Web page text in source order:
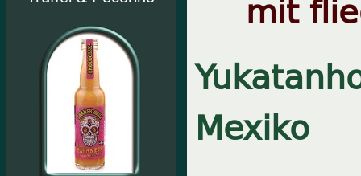
mit
Mexiko